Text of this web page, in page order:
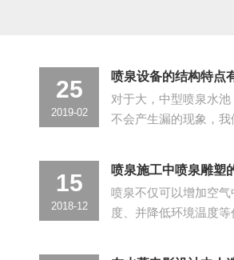
25
2019-02
喷泉设备的结构特点
对于大，中型喷泉水
不会产生漏的现象，
15
2018-12
喷泉施工中喷泉雕塑
喷泉不仅可以增加空
度、并降低环境温度